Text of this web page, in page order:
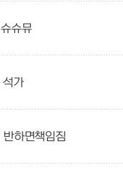
슈슈뮤
석가
반하면책임짐